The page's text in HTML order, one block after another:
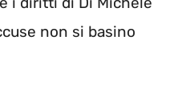
non si basino